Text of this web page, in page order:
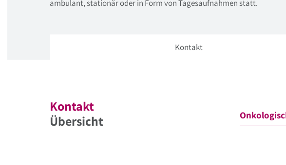
ambulant, stationär oder in Form von Tagesaufnahmen statt.
Kontakt
Kontakt
Übersicht